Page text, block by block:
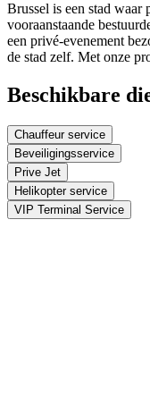
Brussel is een stad
vooraanstaande
een privé-evenement
de stad zelf. Met onze
Beschikbare
Chauffeur service
Beveiligingsservice
Prive Jet
Helikopter service
VIP Terminal Service